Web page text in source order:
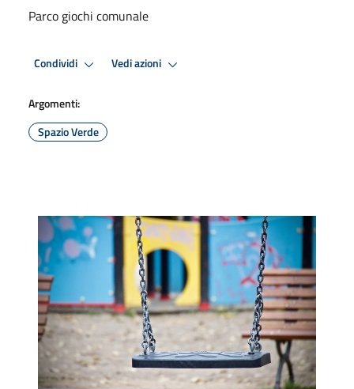
Parco giochi comunale
Condividi Vedi azioni
Argomenti:
Spazio Verde